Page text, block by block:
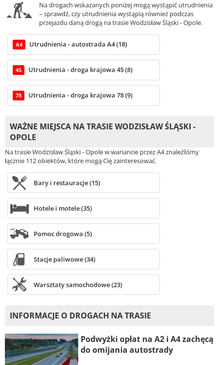
Na drogach wskazanych poniżej mogą wystąpić utrudnienia
– sprawdź, czy utrudnienia wystąpią również podczas
przejazdu daną drogą na trasie Wodzisław Śląski - Opole.
A4 Utrudnienia - autostrada A4 (18)
45 Utrudnienia - droga krajowa 45 (8)
78 Utrudnienia - droga krajowa 78 (9)
WAŻNE MIEJSCA NA TRASIE WODZISŁAW ŚLĄSKI -
OPOLE
Na trasie Wodzisław Śląski - Opole w wariancie przez A4 znaleźliśmy
łącznie 112 obiektów, które mogą Cię zainteresować.
Bary i restauracje (15)
Hotele i motele (35)
Pomoc drogowa (5)
Stacje paliwowe (34)
Warsztaty samochodowe (23)
INFORMACJE O DROGACH NA TRASIE
Podwyżki opłat na A2 i A4 zachęcą
do omijania autostrady